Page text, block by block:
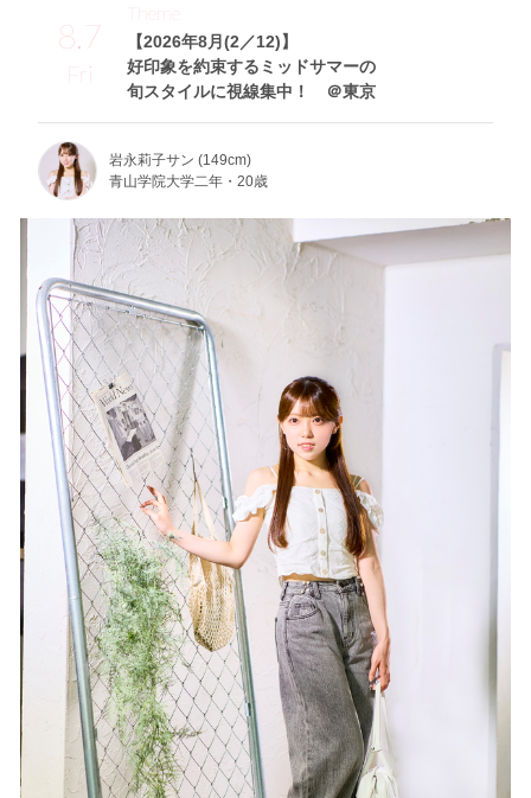
8.7
Fri
【2026年8月(2／12)】
好印象を約束するミッドサマーの
旬スタイルに視線集中！ ＠東京
Theme
岩永莉子サン (149cm)
青山学院大学二年・20歳